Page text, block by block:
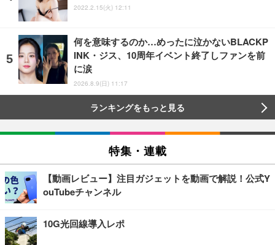
2022.2.15(火) 12:11
何を意味するのか…めったに泣かないBLACKP
INK・ジス、10周年イベント終了しファンを前
に涙
2026.8.9(日) 11:17
ランキングをもっと見る
特集・連載
【動画レビュー】注目ガジェットを動画で解説！公式Y
ouTubeチャンネル
10G光回線導入レポ